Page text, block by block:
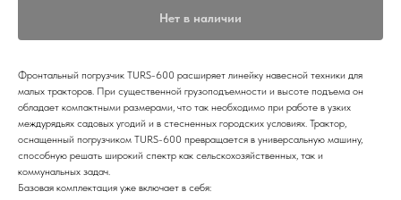
Нет в наличии
Фронтальный погрузчик TURS-600 расширяет линейку навесной техники для
малых тракторов. При существенной грузоподъемности и высоте подъема он
обладает компактными размерами, что так необходимо при работе в узких
междурядьях садовых угодий и в стесненных городских условиях. Трактор,
оснащенный погрузчиком TURS-600 превращается в универсальную машину,
способную решать широкий спектр как сельскохозяйственных, так и
коммунальных задач.
Базовая комплектация уже включает в себя: